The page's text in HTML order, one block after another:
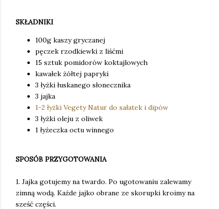
SKŁADNIKI
100g kaszy gryczanej
pęczek rzodkiewki z liśćmi
15 sztuk pomidorów koktajlowych
kawałek żółtej papryki
3 łyżki łuskanego słonecznika
3 jajka
1-2 łyżki Vegety Natur do sałatek i dipów
3 łyżki oleju z oliwek
1 łyżeczka octu winnego
SPOSÓB PRZYGOTOWANIA
1. Jajka gotujemy na twardo. Po ugotowaniu zalewamy
zimną wodą. Każde jajko obrane ze skorupki kroimy na
sześć części.